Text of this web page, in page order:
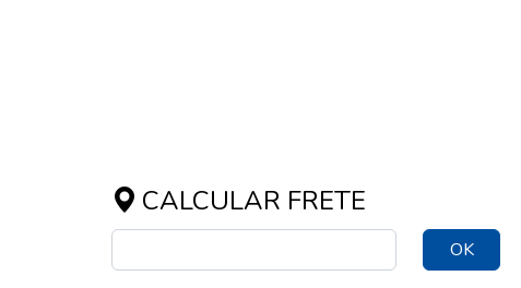
CALCULAR FRETE
OK